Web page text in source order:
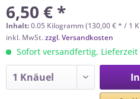
6,50 € *
Inhalt:0.05 Kilogramm (130,00 € * / 1
inkl. MwSt.zzgl. Versandkosten
Sofort versandfertig, Lieferzeit